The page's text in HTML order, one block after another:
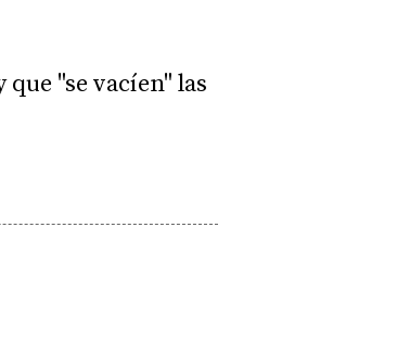
"se vacíen" las